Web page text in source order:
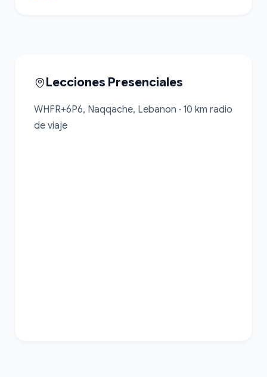
Lecciones Presenciales
WHFR+6P6, Naqqache, Lebanon · 10 km radio
de viaje